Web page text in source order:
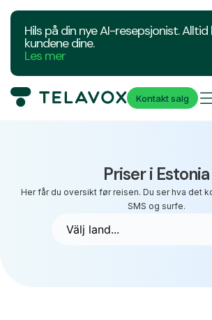
Hils på din nye AI-resepsjonist. Alltid
kundene dine.
Les mer
Kontakt salg
Priser i Estonia
Her får du oversikt før reisen. Du ser hva det
SMS og surfe.